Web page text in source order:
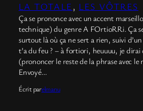
LA TOTALE , LES VÔTRES
Ça se prononce avec un accent
technique) du genre A FOrtioRRi. Ça
surtout là où ça ne sert a rien, suivi
t’a du feu ? – à fortiori, heuuuu, je dirai
(prononcer le reste de la phrase avec le
Envoyé…
Écrit parelmanu